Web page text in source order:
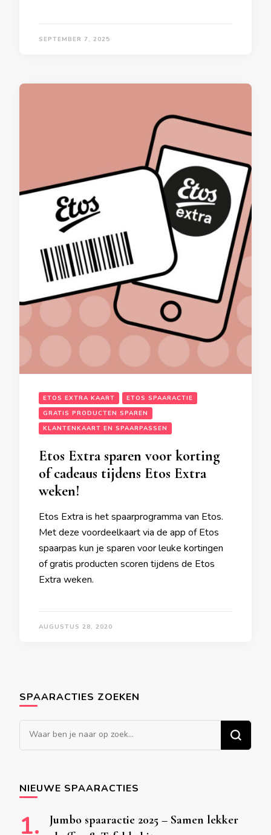
SEPTEMBER 7, 2025
ETOS EXTRA KAART
ETOS SPAARACTIE
GRATIS PRODUCTEN SPAREN
KLANTENKAART EN SPAARPASSEN
Etos Extra sparen voor korting
of cadeaus tijdens Etos Extra
weken!
Etos Extra is het spaarprogramma van Etos.
Met deze voordeelkaart via de app of Etos
spaarpas kun je sparen voor leuke kortingen
of gratis producten scoren tijdens de Etos
Extra weken.
AUGUSTUS 28, 2020
SPAARACTIES ZOEKEN
Op
zoek
NIEUWE SPAARACTIES
Jumbo spaaractie 2025 – Samen lekker